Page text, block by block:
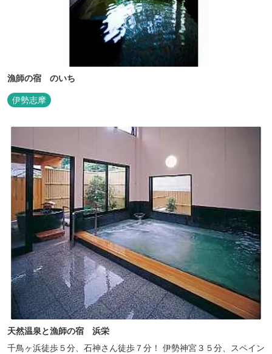
漁師の宿 のいち
伊勢志摩
天然温泉と漁師の宿 浜栄
千鳥ヶ浜徒歩５分、石神さん徒歩７分！ 伊勢神宮３５分、スペイン